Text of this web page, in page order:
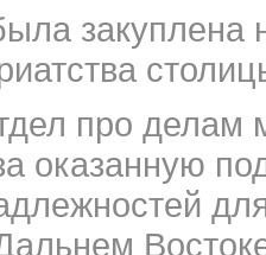
про делам
оказанную
й